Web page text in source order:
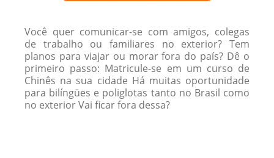
Você quer comunicar-se com amigos, colegas
de trabalho ou familiares no exterior? Tem
planos para viajar ou morar fora do país? Dê o
primeiro passo: Matricule-se em um curso de
Chinês na sua cidade Há muitas oportunidade
para bilíngües e poliglotas tanto no Brasil como
no exterior Vai ficar fora dessa?